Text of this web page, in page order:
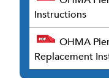
Instructions
OHMA
Replacement